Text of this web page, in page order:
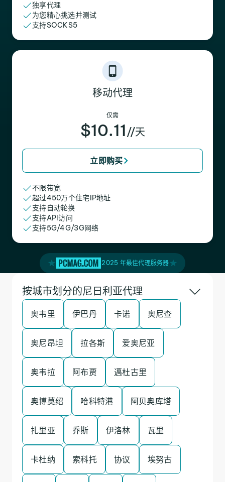
独享代理
为您精心挑选并测试
支持SOCKS5
移动代理
仅需
$10.11 //天
立即购买
不限带宽
超过450万个住宅IP地址
支持自动轮换
支持API访问
支持5G/4G/3G网络
2025 年最佳代理服务器
按城市划分的尼日利亚代理
奥韦里 伊巴丹 卡诺 奥尼查
奥尼昂坦 拉各斯 爱奥尼亚
奥韦拉 阿布贾 邁杜古里
奥博莫绍 哈科特港 阿贝奥库塔
扎里亚 乔斯 伊洛林 瓦里
卡杜纳 索科托 协议 埃努古